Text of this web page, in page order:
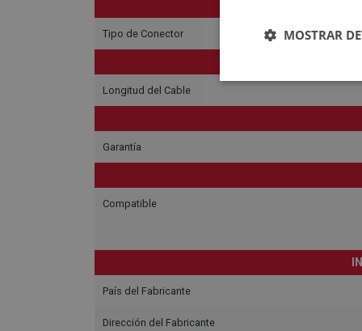
Tipo de Conector
Longitud del Cable
Garantía
Compatible
País del Fabricante
Dirección del Fabricante
MOSTRAR